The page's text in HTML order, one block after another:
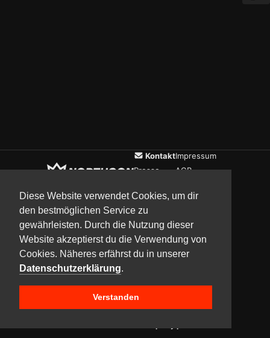
Diese Website verwendet Cookies, um dir
den bestmöglichen Service zu
gewährleisten. Durch die Nutzung dieser
Website akzeptierst du die Verwendung von
Cookies. Näheres erfährst du in unserer
Datenschutzerklärung.
Verstanden
Kontakt
Presse
Impressum
AGB
UpdatesCommunityMedia